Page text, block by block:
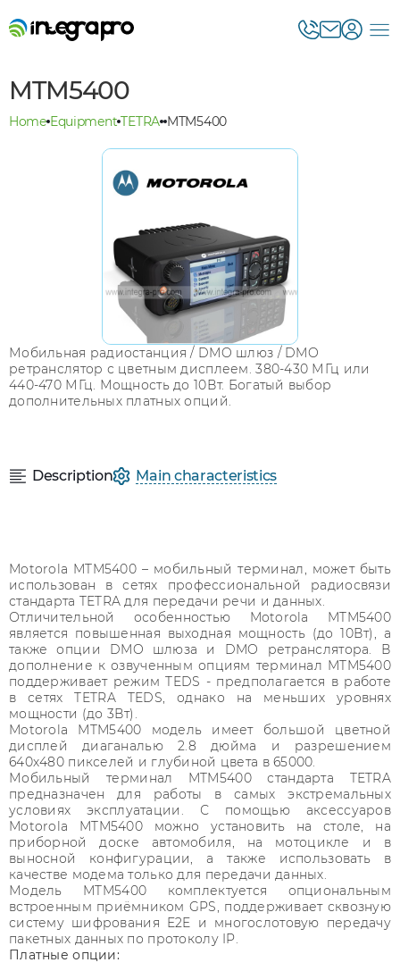
MTM5400
Home Equipment TETRA MTM5400
Мобильная радиостанция / DMO шлюз / DMO
ретранслятор с цветным дисплеем. 380-430 МГц или
440-470 МГц. Мощность до 10Вт. Богатый выбор
дополнительных платных опций.
Description Main characteristics
Motorola MTM5400 – мобильный терминал, может быть
использован в сетях профессиональной радиосвязи
стандарта TETRA для передачи речи и данных.
Отличительной особенностью Motorola MTM5400
является повышенная выходная мощность (до 10Вт), а
также опции DMO шлюза и DMO ретранслятора. В
дополнение к озвученным опциям терминал MTM5400
поддерживает режим TEDS - предполагается в работе
в сетях TETRA TEDS, однако на меньших уровнях
мощности (до 3Вт).
Motorola MTM5400 модель имеет большой цветной
дисплей диаганалью 2.8 дюйма и разрешением
640х480 пикселей и глубиной цвета в 65000.
Мобильный терминал MTM5400 стандарта TETRA
предназначен для работы в самых экстремальных
условиях эксплуатации. С помощью аксессуаров
Motorola MTM5400 можно установить на столе, на
приборной доске автомобиля, на мотоцикле и в
выносной конфигурации, а также использовать в
качестве модема только для передачи данных.
Модель MTM5400 комплектуется опциональным
встроенным приёмником GPS, поддерживает сквозную
систему шифрования E2E и многослотовую передачу
пакетных данных по протоколу IP.
Платные опции: